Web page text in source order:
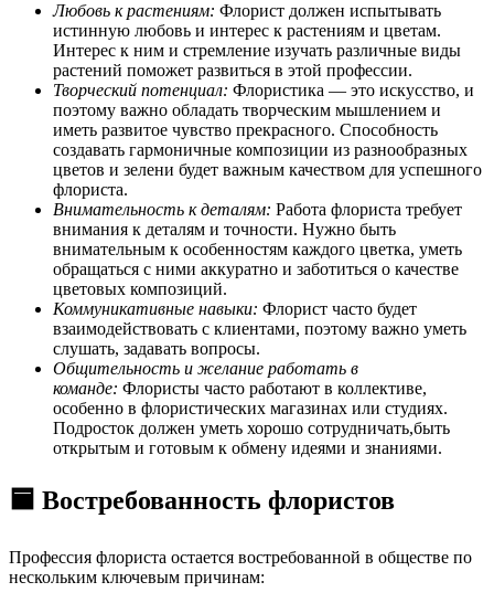
Любовь к растениям: Флорист должен испытывать
истинную любовь и интерес к растениям и цветам.
Интерес к ним и стремление изучать различные виды
растений поможет развиться в этой профессии.
Творческий потенциал: Флористика — это искусство, и
поэтому важно обладать творческим мышлением и
иметь развитое чувство прекрасного. Способность
создавать гармоничные композиции из разнообразных
цветов и зелени будет важным качеством для успешного
флориста.
Внимательность к деталям: Работа флориста требует
внимания к деталям и точности. Нужно быть
внимательным к особенностям каждого цветка, уметь
обращаться с ними аккуратно и заботиться о качестве
цветовых композиций.
Коммуникативные навыки: Флорист часто будет
взаимодействовать с клиентами, поэтому важно уметь
слушать, задавать вопросы.
Общительность и желание работать в
команде: Флористы часто работают в коллективе,
особенно в флористических магазинах или студиях.
Подросток должен уметь хорошо сотрудничать,быть
открытым и готовым к обмену идеями и знаниями.
🟦 Востребованность флористов
Профессия флориста остается востребованной в обществе по
нескольким ключевым причинам: